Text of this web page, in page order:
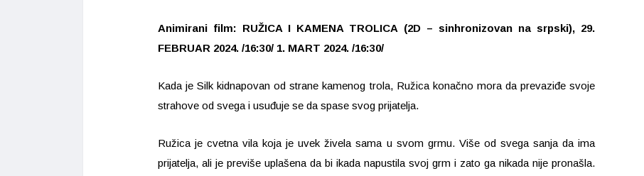
Animirani film: RUŽICA I KAMENA TROLICA (2D – sinhronizovan na srpski), 29.
FEBRUAR 2024. /16:30/ 1. MART 2024. /16:30/
Kada je Silk kidnapovan od strane kamenog trola, Ružica konačno mora da prevaziđe svoje
strahove od svega i usuđuje se da spase svog prijatelja.
Ružica je cvetna vila koja je uvek živela sama u svom grmu. Više od svega sanja da ima
prijatelja, ali je previše uplašena da bi ikada napustila svoj grm i zato ga nikada nije pronašla.